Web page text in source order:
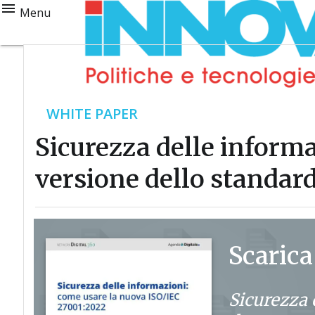
Menu
WHITE PAPER
Sicurezza delle
versione dello